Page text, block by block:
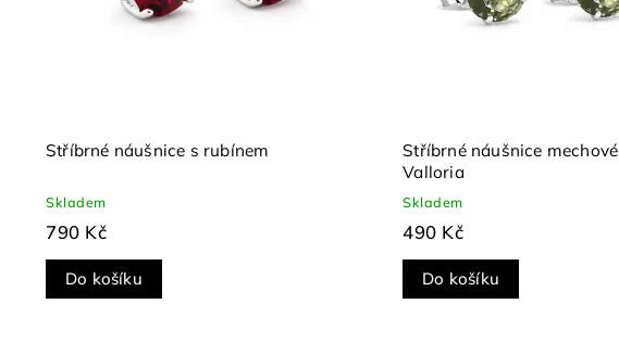
Stříbrné náušnice s rubínem
Skladem
790 Kč
Do košíku
Stříbrné náušnice mechové
Valloria
Skladem
490 Kč
Do košíku